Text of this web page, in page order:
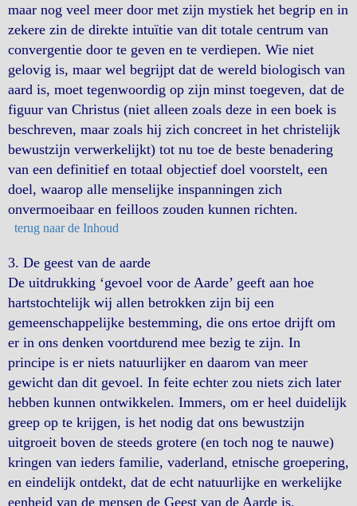
maar nog veel meer door met zijn mystiek het begrip en in
zekere zin de direkte intuïtie van dit totale centrum van
convergentie door te geven en te verdiepen. Wie niet
gelovig is, maar wel begrijpt dat de wereld biologisch van
aard is, moet tegenwoordig op zijn minst toegeven, dat de
figuur van Christus (niet alleen zoals deze in een boek is
beschreven, maar zoals hij zich concreet in het christelijk
bewustzijn verwerkelijkt) tot nu toe de beste benadering
van een definitief en totaal objectief doel voorstelt, een
doel, waarop alle menselijke inspanningen zich
onvermoeibaar en feilloos zouden kunnen richten.
terug naar de Inhoud
3. De geest van de aarde
De uitdrukking ‘gevoel voor de Aarde’ geeft aan hoe
hartstochtelijk wij allen betrokken zijn bij een
gemeenschappelijke bestemming, die ons ertoe drijft om
er in ons denken voortdurend mee bezig te zijn. In
principe is er niets natuurlijker en daarom van meer
gewicht dan dit gevoel. In feite echter zou niets zich later
hebben kunnen ontwikkelen. Immers, om er heel duidelijk
greep op te krijgen, is het nodig dat ons bewustzijn
uitgroeit boven de steeds grotere (en toch nog te nauwe)
kringen van ieders familie, vaderland, etnische groepering,
en eindelijk ontdekt, dat de echt natuurlijke en werkelijke
eenheid van de mensen de Geest van de Aarde is.